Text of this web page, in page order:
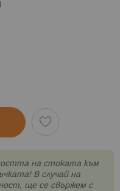
на стоката към
В случай на
ще се свържем с